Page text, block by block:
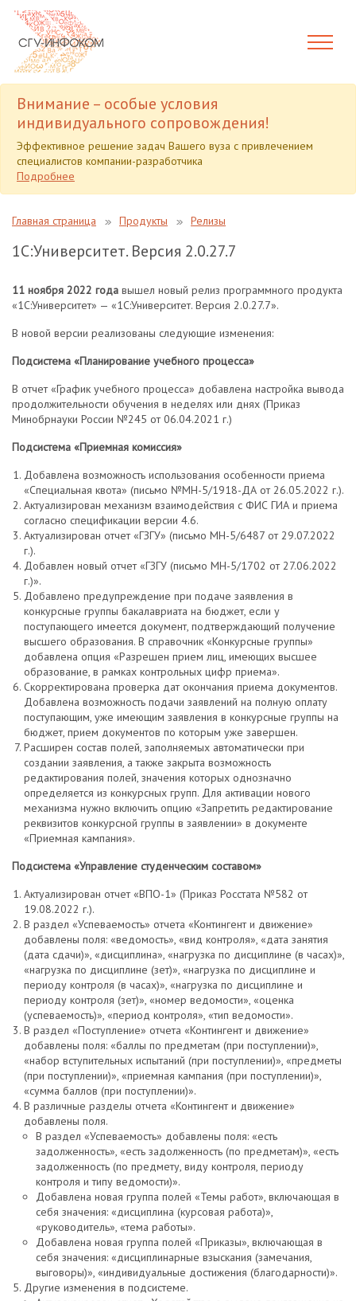
Внимание – особые условия
индивидуального сопровождения!
Эффективное решение задач Вашего вуза с привлечением
специалистов компании-разработчика
Подробнее
Главная страница Продукты Релизы
1С:Университет. Версия 2.0.27.7
11 ноября 2022 года вышел новый релиз программного продукта
«1С:Университет» — «1С:Университет. Версия 2.0.27.7».
В новой версии реализованы следующие изменения:
Подсистема «Планирование учебного процесса»
В отчет «График учебного процесса» добавлена настройка вывода
продолжительности обучения в неделях или днях (Приказ
Минобрнауки России №245 от 06.04.2021 г.)
Подсистема «Приемная комиссия»
Добавлена возможность использования особенности приема
«Специальная квота» (письмо №МН-5/1918-ДА от 26.05.2022 г.).
Актуализирован механизм взаимодействия с ФИС ГИА и приема
согласно спецификации версии 4.6.
Актуализирован отчет «ГЗГУ» (письмо МН-5/6487 от 29.07.2022
г.).
Добавлен новый отчет «ГЗГУ (письмо МН-5/1702 от 27.06.2022
г.)».
Добавлено предупреждение при подаче заявления в
конкурсные группы бакалавриата на бюджет, если у
поступающего имеется документ, подтверждающий получение
высшего образования. В справочник «Конкурсные группы»
добавлена опция «Разрешен прием лиц, имеющих высшее
образование, в рамках контрольных цифр приема».
Скорректирована проверка дат окончания приема документов.
Добавлена возможность подачи заявлений на полную оплату
поступающим, уже имеющим заявления в конкурсные группы на
бюджет, прием документов по которым уже завершен.
Расширен состав полей, заполняемых автоматически при
создании заявления, а также закрыта возможность
редактирования полей, значения которых однозначно
определяется из конкурсных групп. Для активации нового
механизма нужно включить опцию «Запретить редактирование
реквизитов конкурсной группы в заявлении» в документе
«Приемная кампания».
Подсистема «Управление студенческим составом»
Актуализирован отчет «ВПО-1» (Приказ Росстата №582 от
19.08.2022 г.).
В раздел «Успеваемость» отчета «Контингент и движение»
добавлены поля: «ведомость», «вид контроля», «дата занятия
(дата сдачи)», «дисциплина», «нагрузка по дисциплине (в часах)»,
«нагрузка по дисциплине (зет)», «нагрузка по дисциплине и
периоду контроля (в часах)», «нагрузка по дисциплине и
периоду контроля (зет)», «номер ведомости», «оценка
(успеваемость)», «период контроля», «тип ведомости».
В раздел «Поступление» отчета «Контингент и движение»
добавлены поля: «баллы по предметам (при поступлении)»,
«набор вступительных испытаний (при поступлении)», «предметы
(при поступлении)», «приемная кампания (при поступлении)»,
«сумма баллов (при поступлении)».
В различные разделы отчета «Контингент и движение»
добавлены поля.
В раздел «Успеваемость» добавлены поля: «есть
задолженность», «есть задолженность (по предметам)», «есть
задолженность (по предмету, виду контроля, периоду
контроля и типу ведомости)».
Добавлена новая группа полей «Темы работ», включающая в
себя значения: «дисциплина (курсовая работа)»,
«руководитель», «тема работы».
Добавлена новая группа полей «Приказы», включающая в
себя значения: «дисциплинарные взыскания (замечания,
выговоры)», «индивидуальные достижения (благодарности)».
Другие изменения в подсистеме.